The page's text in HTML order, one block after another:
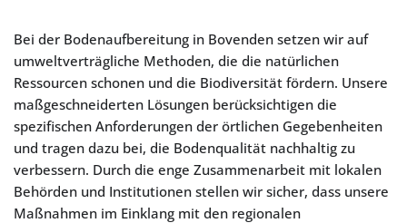
Bei der Bodenaufbereitung in Bovenden setzen wir auf
umweltverträgliche Methoden, die die natürlichen
Ressourcen schonen und die Biodiversität fördern. Unsere
maßgeschneiderten Lösungen berücksichtigen die
spezifischen Anforderungen der örtlichen Gegebenheiten
und tragen dazu bei, die Bodenqualität nachhaltig zu
verbessern. Durch die enge Zusammenarbeit mit lokalen
Behörden und Institutionen stellen wir sicher, dass unsere
Maßnahmen im Einklang mit den regionalen